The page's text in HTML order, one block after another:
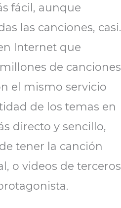
fácil, aunque
las canciones, casi.
Internet que
de canciones
el mismo servicio
de los temas en
directo y sencillo,
tener la canción
o videos de terceros